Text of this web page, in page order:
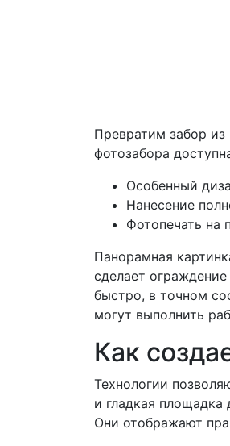
Превратим забор
фотозабора
Особенный
Нанесение
Фотопечать на
Панорамная
сделает
быстро, в точном
могут выполнить
Как
Технологии
и гладкая площадка
Они отображают